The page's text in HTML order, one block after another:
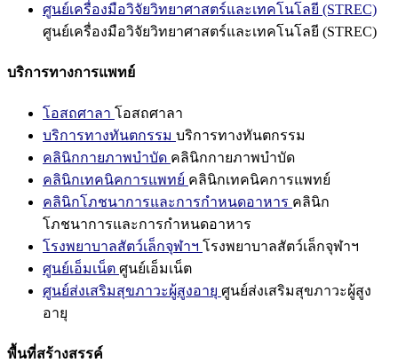
ศูนย์เครื่องมือวิจัยวิทยาศาสตร์และเทคโนโลยี (STREC)
ศูนย์เครื่องมือวิจัยวิทยาศาสตร์และเทคโนโลยี (STREC)
บริการทางการแพทย์
โอสถศาลา โอสถศาลา
บริการทางทันตกรรม บริการทางทันตกรรม
คลินิกกายภาพบำบัด คลินิกกายภาพบำบัด
คลินิกเทคนิคการแพทย์ คลินิกเทคนิคการแพทย์
คลินิกโภชนาการและการกำหนดอาหาร คลินิก
โภชนาการและการกำหนดอาหาร
โรงพยาบาลสัตว์เล็กจุฬาฯ โรงพยาบาลสัตว์เล็กจุฬาฯ
ศูนย์เอ็มเน็ต ศูนย์เอ็มเน็ต
ศูนย์ส่งเสริมสุขภาวะผู้สูงอายุ ศูนย์ส่งเสริมสุขภาวะผู้สูง
อายุ
พื้นที่สร้างสรรค์